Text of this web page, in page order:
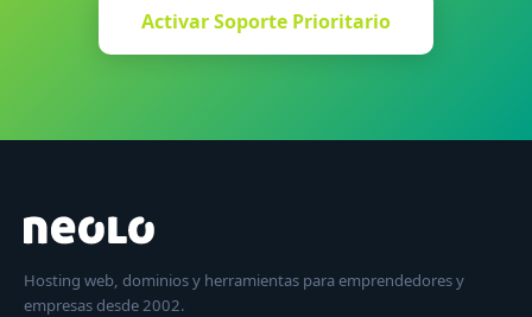
Activar Soporte Prioritario
Hosting web, dominios y herramientas para emprendedores y
empresas desde 2002.